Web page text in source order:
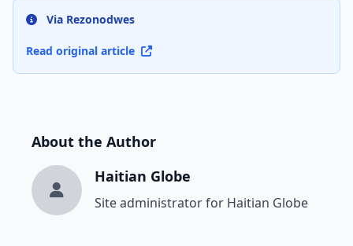
Via Rezonodwes
Read original article
About the Author
Haitian Globe
Site administrator for Haitian Globe